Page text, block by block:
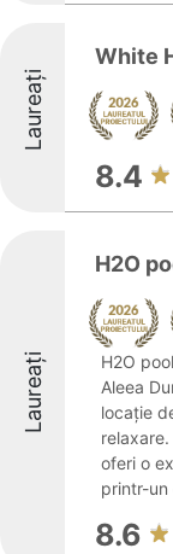
Laureați
White
8.4
Laureați
H2O
H2O
Aleea
locație
oferi o
printr-
8.6